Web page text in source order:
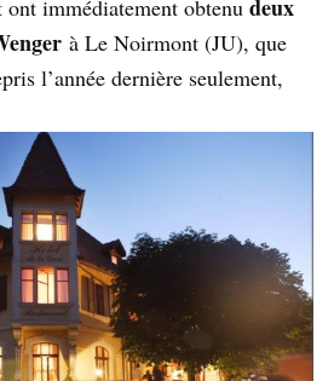
immédiatement obtenu deux
à Le Noirmont (JU), que
l’année dernière seulement,